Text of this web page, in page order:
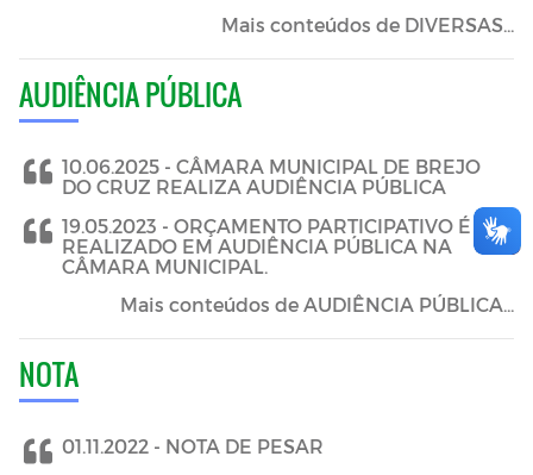
Mais conteúdos de DIVERSAS...
AUDIÊNCIA PÚBLICA
10.06.2025 - CÂMARA MUNICIPAL DE BREJO
DO CRUZ REALIZA AUDIÊNCIA PÚBLICA
19.05.2023 - ORÇAMENTO PARTICIPATIVO É
REALIZADO EM AUDIÊNCIA PÚBLICA NA
CÂMARA MUNICIPAL.
Mais conteúdos de AUDIÊNCIA PÚBLICA...
NOTA
01.11.2022 - NOTA DE PESAR